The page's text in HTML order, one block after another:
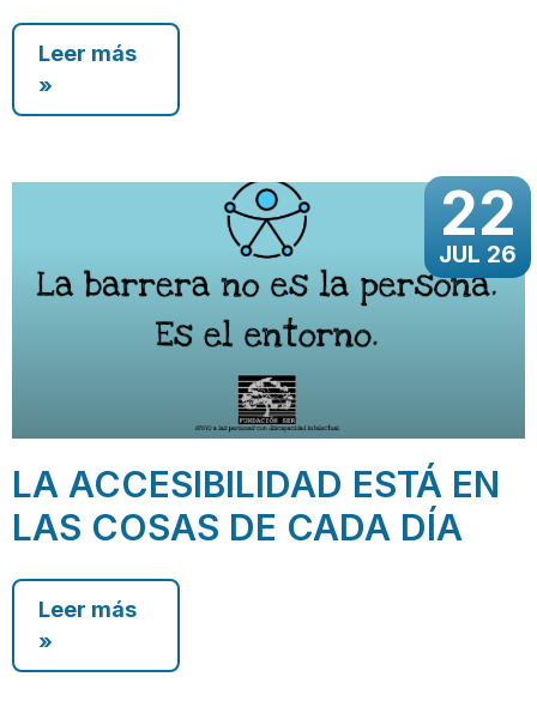
Leer más
»
22
JUL 26
LA ACCESIBILIDAD ESTÁ EN
LAS COSAS DE CADA DÍA
Leer más
»